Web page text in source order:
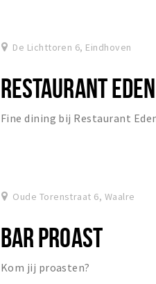
De Lichttoren 6, Eindhoven
RESTAURANT EDEN
Fine dining bij Restaurant
Oude Torenstraat 6, Waalre
BAR PROAST
Kom jij proasten?